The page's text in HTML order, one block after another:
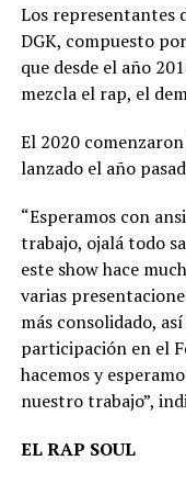
Los representantes
DGK, compuesto
que desde el año
mezcla el rap, el
El 2020
lanzado el año
“Esperamos con
trabajo, ojalá todo
este show hace
varias
más consolidado,
participación en el
hacemos y
nuestro trabajo”,
EL RAP SOUL